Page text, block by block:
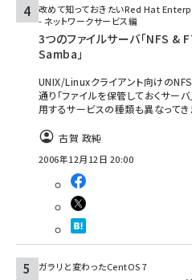
改めて知っておきたいRed Hat
- ネットワークサービス編
3つのファイルサーバ「NFS &
Samba」
UNIX/Linuxクライアント向けの
通り「ファイルを保管しておくサー
用するサービスの種類も異なってき
古賀 政純
2006年12月12日 20:00
ガラリと変わったCentOS 7